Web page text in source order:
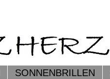
SONNENBRILLEN